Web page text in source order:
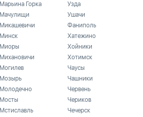
Марьина Горка
Мачулищи
Микашевичи
Минск
Миоры
Михановичи
Могилев
Мозырь
Молодечно
Мосты
Мстиславль
Узда
Ушачи
Фаниполь
Хатежино
Хойники
Хотимск
Чаусы
Чашники
Червень
Чериков
Чечерск